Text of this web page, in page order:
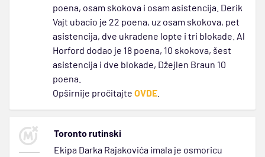
poena, osam skokova i osam asistencija. Derik
Vajt ubacio je 22 poena, uz osam skokova, pet
asistencija, dve ukradene lopte i tri blokade. Al
Horford dodao je 18 poena, 10 skokova, šest
asistencija i dve blokade, Džejlen Braun 10
poena.
Opširnije pročitajte OVDE
Toronto rutinski
Ekipa Darka Rajakovića imala je osmoricu